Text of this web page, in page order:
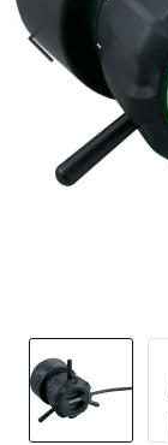
BRUKT
SAMTALEROM